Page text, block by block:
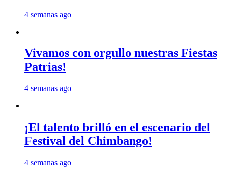
4 semanas ago
Vivamos con orgullo nuestras Fiestas
Patrias!
4 semanas ago
¡El talento brilló en el escenario del
Festival del Chimbango!
4 semanas ago